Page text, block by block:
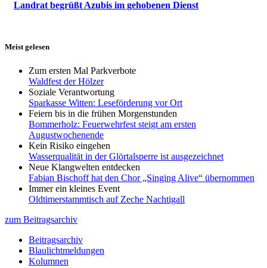
Landrat begrüßt Azubis im gehobenen Dienst
Meist gelesen
Zum ersten Mal Parkverbote
Waldfest der Hölzer
Soziale Verantwortung
Sparkasse Witten: Leseförderung vor Ort
Feiern bis in die frühen Morgenstunden
Bommerholz: Feuerwehrfest steigt am ersten
Augustwochenende
Kein Risiko eingehen
Wasserqualität in der Glörtalsperre ist ausgezeichnet
Neue Klangwelten entdecken
Fabian Bischoff hat den Chor „Singing Alive“ übernommen
Immer ein kleines Event
Oldtimerstammtisch auf Zeche Nachtigall
zum Beitragsarchiv
Beitragsarchiv
Blaulichtmeldungen
Kolumnen